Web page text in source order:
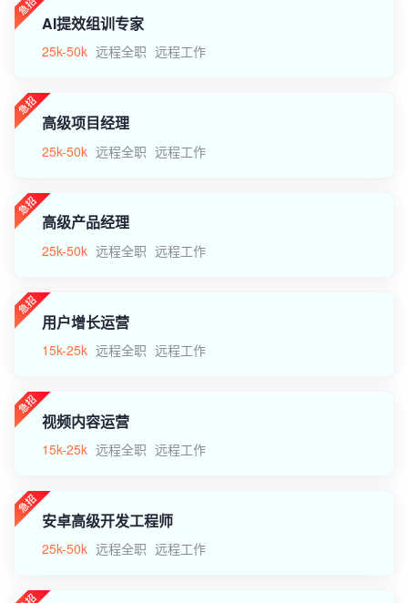
AI提效组训专家
25k-50k 远程全职 远程工作
高级项目经理
25k-50k 远程全职 远程工作
高级产品经理
25k-50k 远程全职 远程工作
用户增长运营
15k-25k 远程全职 远程工作
视频内容运营
15k-25k 远程全职 远程工作
安卓高级开发工程师
25k-50k 远程全职 远程工作